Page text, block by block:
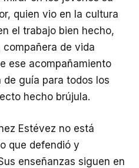
quien vio en la cultura
el trabajo bien hecho,
compañera de vida
ese acompañamiento
guía para todos los
hecho brújula.
Estévez no está
que defendió y
enseñanzas siguen en